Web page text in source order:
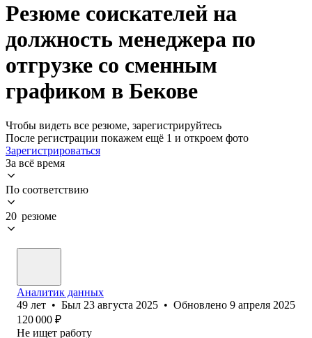
Резюме соискателей на
должность менеджера по
отгрузке со сменным
графиком в Бекове
Чтобы видеть все резюме, зарегистрируйтесь
После регистрации покажем ещё 1 и откроем фото
Зарегистрироваться
За всё время
По соответствию
20 резюме
Аналитик данных
49 лет • Был 23 августа 2025 • Обновлено 9 апреля 2025
120 000 ₽
Не ищет работу